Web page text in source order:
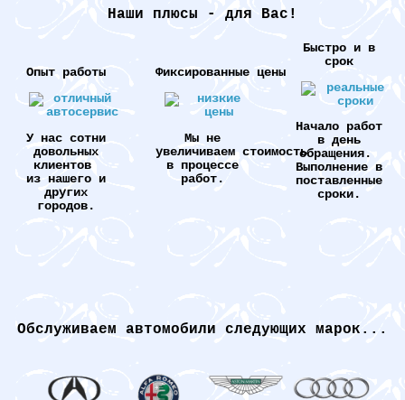
Наши плюсы - для Вас!
Опыт работы
У нас сотни
довольных
клиентов
из нашего и
других
городов.
Фиксированные цены
Мы не
увеличиваем стоимость
в процессе
работ.
Быстро и в
срок
Начало работ
в день
обращения.
Выполнение в
поставленные
сроки.
Обслуживаем автомобили следующих марок...